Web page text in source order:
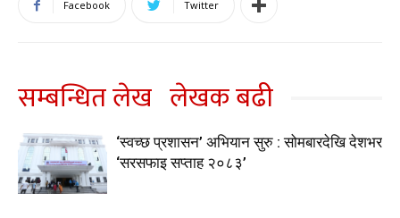
Facebook Twitter
सम्बन्धित लेख लेखक बढी
‘स्वच्छ प्रशासन’ अभियान सुरु : सोमबारदेखि देशभर
‘सरसफाइ सप्ताह २०८३’